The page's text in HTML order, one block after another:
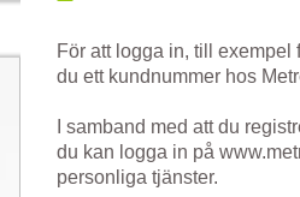
För att logga in, till exempel
du ett kundnummer hos
I samband med att du
du kan logga in på
personliga tjänster.